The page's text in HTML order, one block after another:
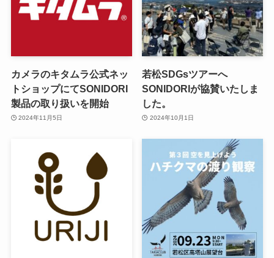
カメラのキタムラ公式ネッ
トショップにてSONIDORI
製品の取り扱いを開始
2024年11月5日
若松SDGsツアーへ
SONIDORIが協賛いたしま
した。
2024年10月1日